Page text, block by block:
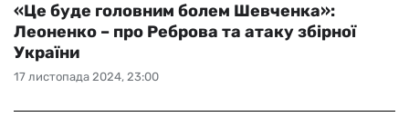
17 листопада 2024, 23:00
«Це буде головним болем Шевченка»:
Леоненко – про Реброва та атаку збірної
України